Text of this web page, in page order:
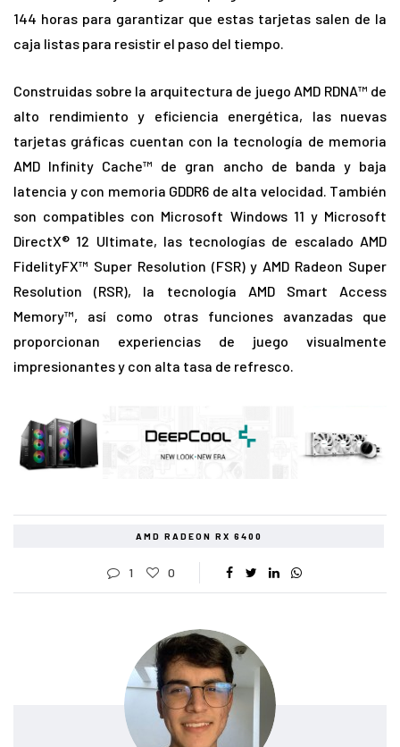
144 horas para garantizar que estas tarjetas salen de la
caja listas para resistir el paso del tiempo.
Construidas sobre la arquitectura de juego AMD RDNA™ de
alto rendimiento y eficiencia energética, las nuevas
tarjetas gráficas cuentan con la tecnología de memoria
AMD Infinity Cache™ de gran ancho de banda y baja
latencia y con memoria GDDR6 de alta velocidad. También
son compatibles con Microsoft Windows 11 y Microsoft
DirectX® 12 Ultimate, las tecnologías de escalado AMD
FidelityFX™ Super Resolution (FSR) y AMD Radeon Super
Resolution (RSR), la tecnología AMD Smart Access
Memory™, así como otras funciones avanzadas que
proporcionan experiencias de juego visualmente
impresionantes y con alta tasa de refresco.
AMD RADEON RX 6400
1 0